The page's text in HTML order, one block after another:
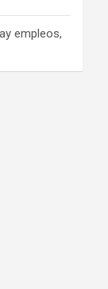
empleos,